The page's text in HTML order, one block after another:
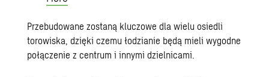
Przebudowane zostaną kluczowe dla wielu osiedli
torowiska, dzięki czemu łodzianie będą mieli wygodne
połączenie z centrum i innymi dzielnicami.